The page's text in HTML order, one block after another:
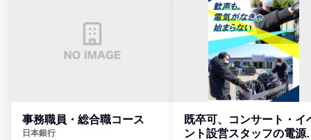
事務職員・総合職コース
日本銀行
既卒可、コンサート・イ
ント設営スタッフの電源